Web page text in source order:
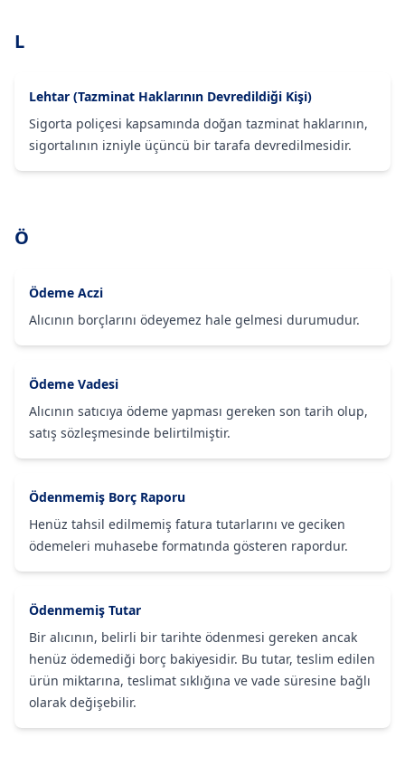
L
Lehtar (Tazminat Haklarının Devredildiği Kişi)
Sigorta poliçesi kapsamında doğan tazminat haklarının,
sigortalının izniyle üçüncü bir tarafa devredilmesidir.
Ö
Ödeme Aczi
Alıcının borçlarını ödeyemez hale gelmesi durumudur.
Ödeme Vadesi
Alıcının satıcıya ödeme yapması gereken son tarih olup,
satış sözleşmesinde belirtilmiştir.
Ödenmemiş Borç Raporu
Henüz tahsil edilmemiş fatura tutarlarını ve geciken
ödemeleri muhasebe formatında gösteren rapordur.
Ödenmemiş Tutar
Bir alıcının, belirli bir tarihte ödenmesi gereken ancak
henüz ödemediği borç bakiyesidir. Bu tutar, teslim edilen
ürün miktarına, teslimat sıklığına ve vade süresine bağlı
olarak değişebilir.